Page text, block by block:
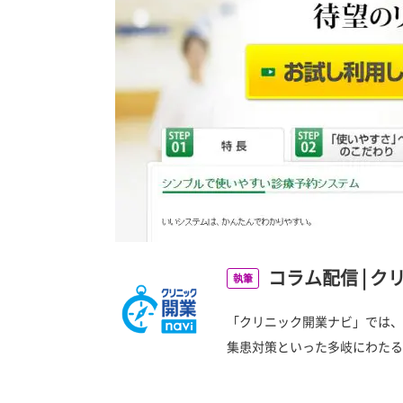
執筆 コラム配信 ク
「クリニック開業ナビ」では
集患対策といった多岐にわた